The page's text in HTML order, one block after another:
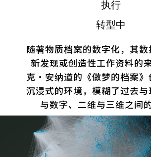
随著物质档案的数字化，其数
新发现或创造性工作资料的
克・安纳道的《做梦的档案
沉浸式的环境，模糊了过去
与数字、二维与三维之间的